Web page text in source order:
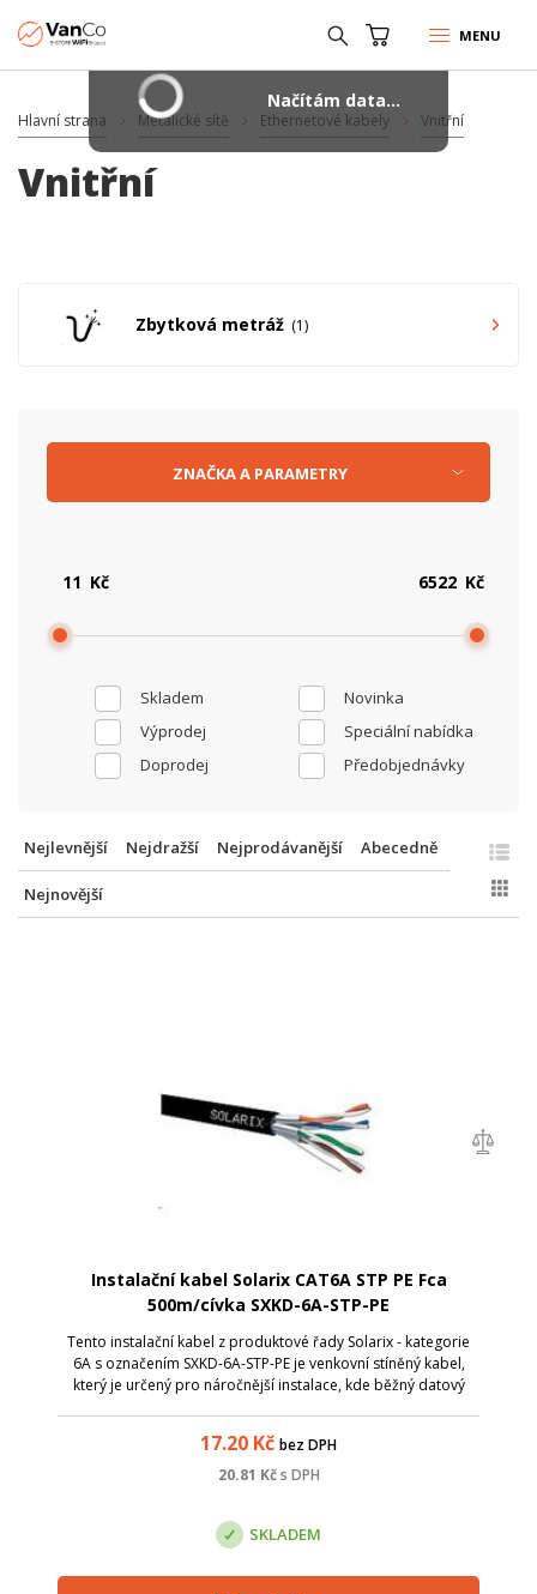
MENU
Hlavní strana Metalické sítě Ethernetové kabely Vnitřní
Vnitřní
Zbytková metráž 1
Skladem
Novinka
Výprodej
Speciální nabídka
Doprodej
Předobjednávky
Kč Kč
ZNAČKAA PARAMETRY
Nejlevnější Nejdražší Nejprodávanější Abecedně
Nejnovější
Instalační kabel Solarix CAT6A STP PE Fca
500m/cívka SXKD-6A-STP-PE
Tento instalační kabel z produktové řady Solarix - kategorie
6A s označením SXKD-6A-STP-PE je venkovní stíněný kabel,
který je určený pro náročnější instalace, kde běžný datový
17.20 Kč bez DPH
20.81 Kč s DPH
SKLADEM
Načítám data...